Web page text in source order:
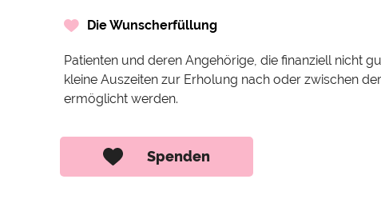
Die Wunscherfüllung
Patienten und deren Angehörige, die finanziell nicht
kleine Auszeiten zur Erholung nach oder zwischen
ermöglicht werden.
Spenden